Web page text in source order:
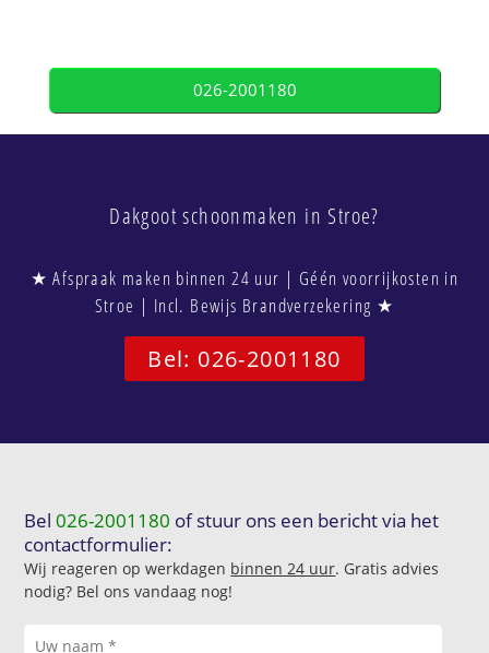
026-2001180
Dakgoot schoonmaken in Stroe?
★ Afspraak maken binnen 24 uur | Géén voorrijkosten in
Stroe | Incl. Bewijs Brandverzekering ★
Bel: 026-2001180
Bel026-2001180 of stuur ons een bericht via het
contactformulier:
Wij reageren op werkdagen binnen 24 uur. Gratis advies
nodig? Bel ons vandaag nog!